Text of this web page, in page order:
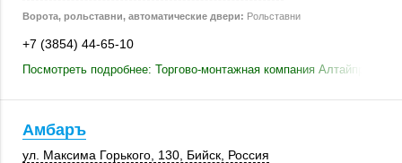
Ворота, рольставни, автоматические двери: Рольставни
+7 (3854) 44-65-10
Посмотреть подробнее: Торгово-монтажная компания Алтайпрофиль
Амбаръ
ул. Максима Горького, 130 Бийск Россия